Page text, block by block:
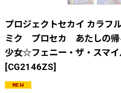
プロジェクトセカイ カラフ
ミク プロセカ あたしの
少女☆フェニー・ザ・スマ
[CG2146ZS]